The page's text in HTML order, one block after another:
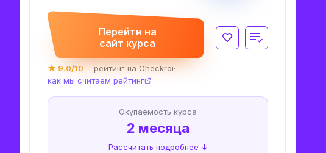
Перейти на
сайт курса
★ 9.0/10— рейтинг на Checkroi·
как мы считаем рейтинг
Окупаемость курса
2 месяца
Рассчитать подробнее ↓